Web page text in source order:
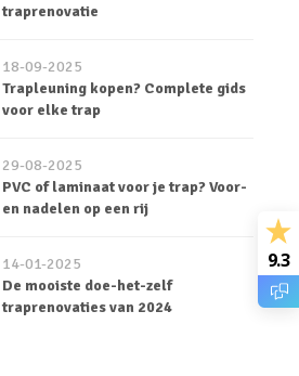
traprenovatie
18-09-2025
Trapleuning kopen? Complete gids
voor elke trap
29-08-2025
PVC of laminaat voor je trap? Voor-
en nadelen op een rij
14-01-2025
De mooiste doe-het-zelf
traprenovaties van 2024
9.3